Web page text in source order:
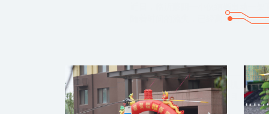
随着时间的流失，已经离我们远去
2021-02-28 飞机之家再次购进一架罗宾逊
记得上次购买一架R44直升机是在去
之家再提一架R44直升机并且是全款